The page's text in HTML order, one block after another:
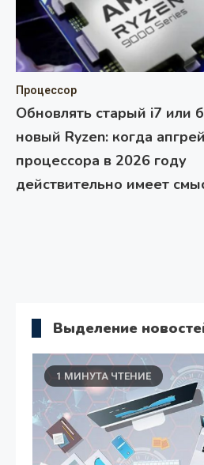
Процессор
Обновлять старый i7 или
новый Ryzen: когда
процессора в 2026 году
действительно имеет
рамки, защита
для дисплейных модулей
требует не только
интеграции компонентов в
выступает фундаментальным
целостность, защиту хрупких
относительно корпуса
Выделение
1 МИНУТА ЧТЕНИЕ